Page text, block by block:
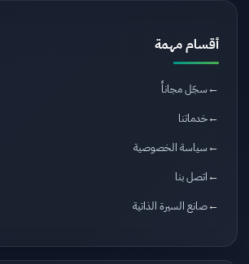
أقسام مهمة
سجّل مجاناً
خدماتنا
سياسة الخصوصية
اتصل بنا
صانع السيرة الذاتية